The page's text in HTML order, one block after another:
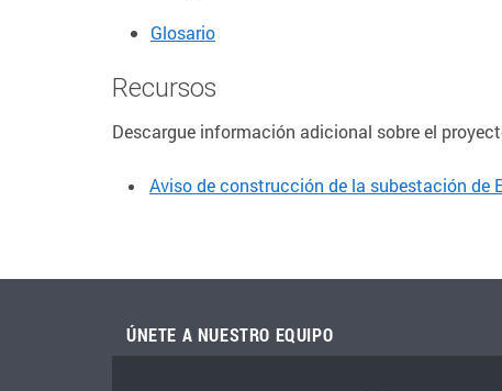
Glosario
Recursos
Descargue información adicional sobre el
Aviso de construcción de la subestación de
ÚNETE A NUESTRO EQUIPO